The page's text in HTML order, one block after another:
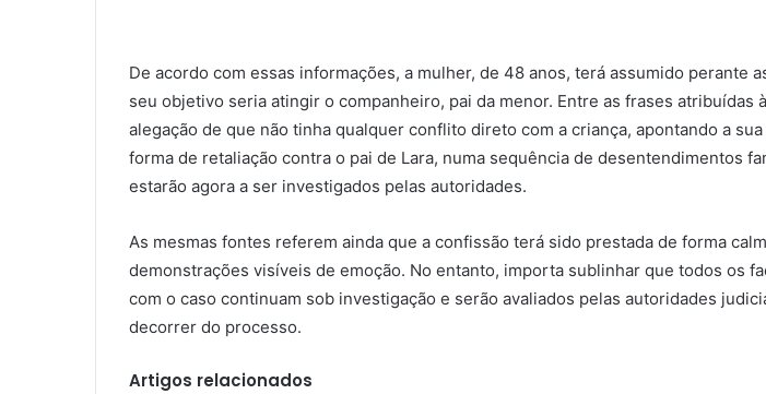
De acordo com essas informações, a mulher, de 48 anos, terá assumido perante
seu objetivo seria atingir o companheiro, pai da menor. Entre as frases atribuídas
alegação de que não tinha qualquer conflito direto com a criança, apontando a
forma de retaliação contra o pai de Lara, numa sequência de desentendimentos
estarão agora a ser investigados pelas autoridades.
As mesmas fontes referem ainda que a confissão terá sido prestada de forma
demonstrações visíveis de emoção. No entanto, importa sublinhar que todos os
com o caso continuam sob investigação e serão avaliados pelas autoridades
decorrer do processo.
Artigos relacionados